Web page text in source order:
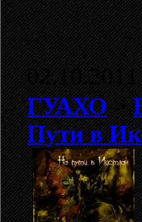
ГУАХО>
Пути в